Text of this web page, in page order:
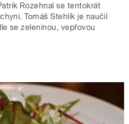
Rozehnal se tentokrát
Tomáš Stehlík je naučil
se zeleninou, vepřovou